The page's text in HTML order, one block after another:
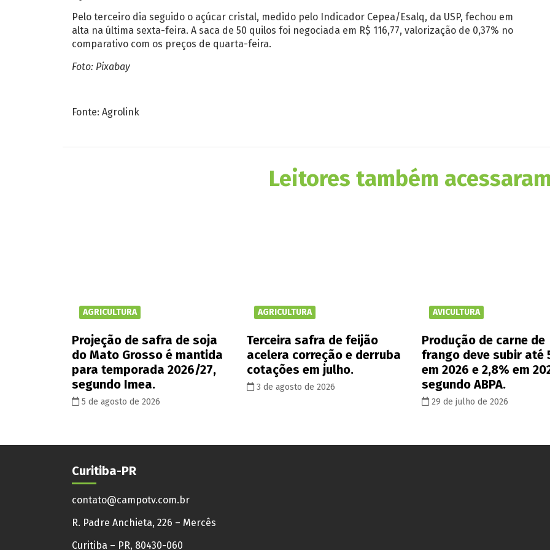
Pelo terceiro dia seguido o açúcar cristal, medido pelo Indicador Cepea/Esalq, da USP, fechou em
alta na última sexta-feira. A saca de 50 quilos foi negociada em R$ 116,77, valorização de 0,37% no
comparativo com os preços de quarta-feira.
Foto: Pixabay
Fonte: Agrolink
Leitores também
AGRICULTURA
Projeção de safra de soja
do Mato Grosso é mantida
para temporada 2026/27,
segundo Imea.
5 de agosto de 2026
AGRICULTURA
Terceira safra de feijão
acelera correção e derruba
cotações em julho.
3 de agosto de 2026
AVICULTURA
Produção de carne de
frango deve subir até
em 2026 e 2,8% em
segundo ABPA.
29 de julho de 2026
Curitiba-PR
contato@campotv.com.br
R. Padre Anchieta, 226 – Mercês
Curitiba – PR, 80430-060